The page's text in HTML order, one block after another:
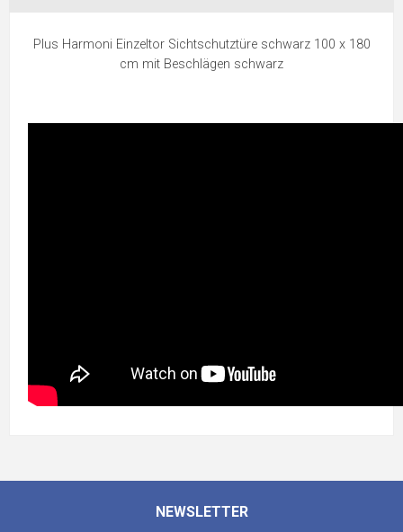
Plus Harmoni Einzeltor Sichtschutztüre schwarz 100 x 180
cm mit Beschlägen schwarz
NEWSLETTER